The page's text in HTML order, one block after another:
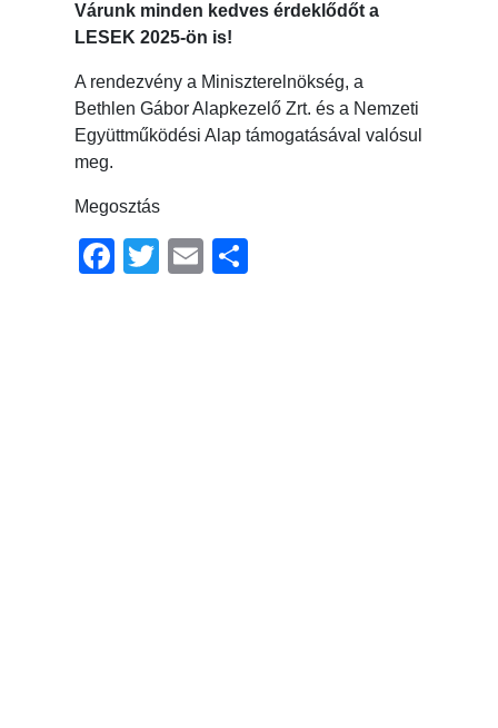
Várunk minden kedves érdeklődőt a
LESEK 2025-ön is!
A rendezvény a Miniszterelnökség, a
Bethlen Gábor Alapkezelő Zrt. és a Nemzeti
Együttműködési Alap támogatásával valósul
meg.
Megosztás
Facebook
TwitterEmail